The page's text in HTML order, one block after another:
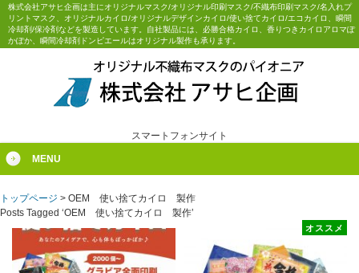
株式会社アサヒ企画は主にオリジナルマスク/オリジナル印刷マスク/不織布印刷マスク/名入れプ
リントマスク、オリジナルカイロ/オリジナルデザインカイロ/使い捨てカイロ/エコカイロ、瞬間
冷却剤/保冷剤などを製造しています。自社製品には、必勝合格カイロ、香りつきカイロアロマぽ
かぽか、瞬間冷却剤ドンピエールはオリジナル製作も承ります。
スマートフォンサイト
MENU
トップページ > OEM 使い捨てカイロ 製作
Posts Tagged ‘OEM 使い捨てカイロ 製作’
オススメ